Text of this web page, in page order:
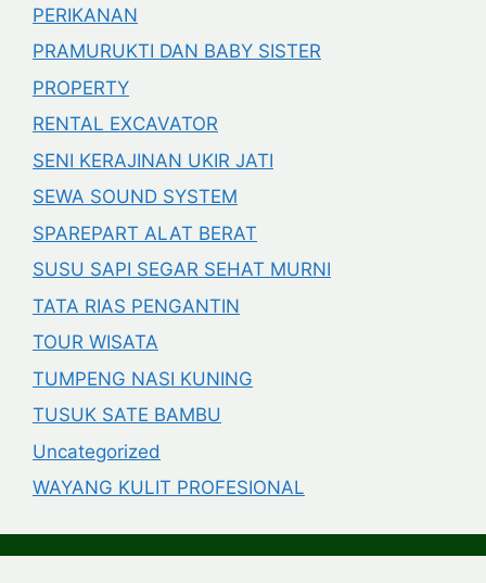
PERIKANAN
PRAMURUKTI DAN BABY SISTER
PROPERTY
RENTAL EXCAVATOR
SENI KERAJINAN UKIR JATI
SEWA SOUND SYSTEM
SPAREPART ALAT BERAT
SUSU SAPI SEGAR SEHAT MURNI
TATA RIAS PENGANTIN
TOUR WISATA
TUMPENG NASI KUNING
TUSUK SATE BAMBU
Uncategorized
WAYANG KULIT PROFESIONAL